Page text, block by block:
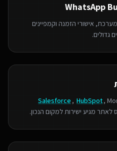
WhatsApp
אישורי הזמנה וקמפיינים
גדולים.
Salesforce , HubSpot,
לאתר מגיע ישירות למקום הנכון.